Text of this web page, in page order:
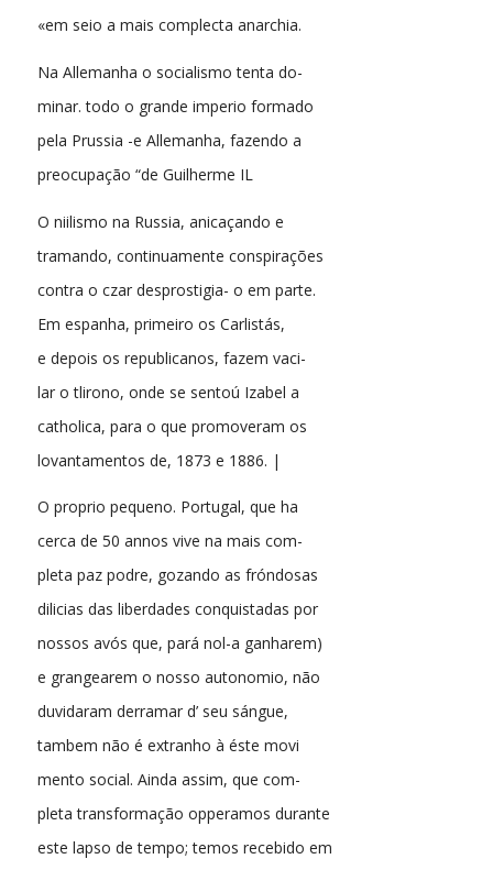
«em seio a mais complecta anarchia.
Na Allemanha o socialismo tenta do-
minar. todo o grande imperio formado
pela Prussia -e Allemanha, fazendo a
preocupação “de Guilherme IL
O niilismo na Russia, anicaçando e
tramando, continuamente conspirações
contra o czar desprostigia- o em parte.
Em espanha, primeiro os Carlistás,
e depois os republicanos, fazem vaci-
lar o tlirono, onde se sentoú Izabel a
catholica, para o que promoveram os
lovantamentos de, 1873 e 1886. |
O proprio pequeno. Portugal, que ha
cerca de 50 annos vive na mais com-
pleta paz podre, gozando as fróndosas
dilicias das liberdades conquistadas por
nossos avós que, pará nol-a ganharem)
e grangearem o nosso autonomio, não
duvidaram derramar d’ seu sángue,
tambem não é extranho à éste movi
mento social. Ainda assim, que com-
pleta transformação opperamos durante
este lapso de tempo; temos recebido em